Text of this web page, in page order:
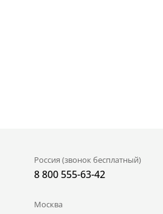
Россия (звонок бесплатный)
8 800 555-63-42
Москва